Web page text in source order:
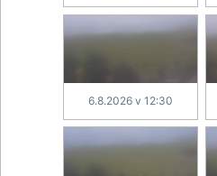
6.8.2026 v 12:30